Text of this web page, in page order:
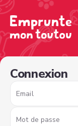
Connexion
Email
Mot de passe
/sign-